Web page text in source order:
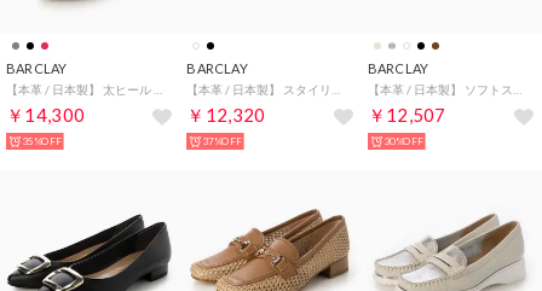
BARCLAY
￥14,300
35%OFF
BARCLAY
￥12,320
37%OFF
BARCLAY
￥12,507
30%OFF